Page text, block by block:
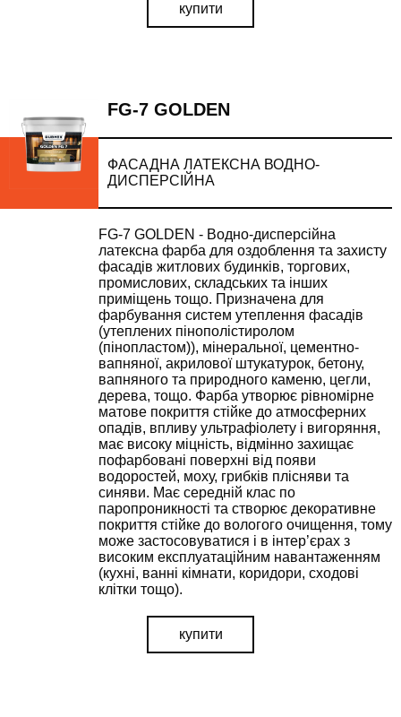
купити
FG-7 GOLDEN
ФАСАДНА ЛАТЕКСНА ВОДНО-
ДИСПЕРСІЙНА
FG-7 GOLDEN - Водно-дисперсійна
латексна фарба для оздоблення та захисту
фасадів житлових будинків, торгових,
промислових, складських та інших
приміщень тощо. Призначена для
фарбування систем утеплення фасадів
(утеплених пінополістиролом
(пінопластом)), мінеральної, цементно-
вапняної, акрилової штукатурок, бетону,
вапняного та природного каменю, цегли,
дерева, тощо. Фарба утворює рівномірне
матове покриття стійке до атмосферних
опадів, впливу ультрафіолету і вигоряння,
має високу міцність, відмінно захищає
пофарбовані поверхні від появи
водоростей, моху, грибків плісняви та
синяви. Має середній клас по
паропроникності та створює декоративне
покриття стійке до вологого очищення, тому
може застосовуватися і в інтер’єрах з
високим експлуатаційним навантаженням
(кухні, ванні кімнати, коридори, сходові
клітки тощо).
купити